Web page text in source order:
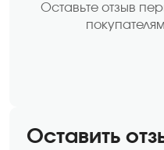
Оставьте отзыв
Оставить